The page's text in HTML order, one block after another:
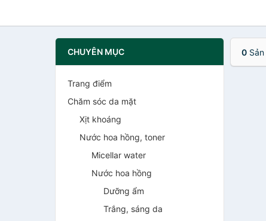
CHUYÊN MỤC
Trang điểm
Chăm sóc da mặt
Xịt khoáng
Nước hoa hồng, toner
Micellar water
Nước hoa hồng
Dưỡng ẩm
Trắng, sáng da
0Sản